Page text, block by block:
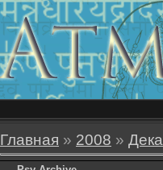
Главная » 2008 »